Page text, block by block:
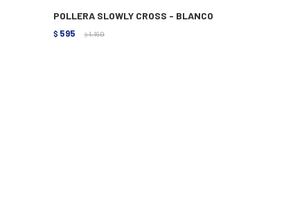
POLLERA SLOWLY CROSS - BLANCO
$ 595 $ 1.190